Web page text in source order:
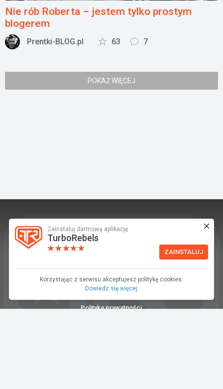
Zainstaluj darmową aplikację
TurboRebels
ZAINSTALUJ
Korzystając z serwisu akceptujesz politykę cookies.
Dowiedz się więcej
Nie rób Roberta – jestem tylko prostym
blogerem
Prentki-BLOG.pl 63 7
POKAŻ WIĘCEJ
TurboRebels to platforma społecznościowa i
aplikacja mobilna dla fanów motoryzacji.
Regulamin
Polityka prywatności